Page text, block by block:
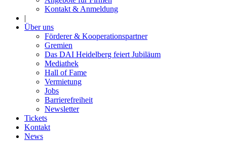
Kontakt & Anmeldung
|
Über uns
Förderer & Kooperationspartner
Gremien
Das DAI Heidelberg feiert Jubiläum
Mediathek
Hall of Fame
Vermietung
Jobs
Barrierefreiheit
Newsletter
Tickets
Kontakt
News